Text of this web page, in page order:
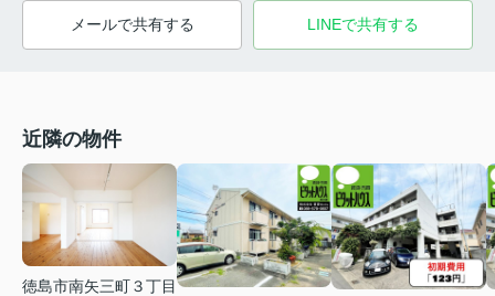
メールで共有する LINEで共有する
近隣の物件
徳島市南矢三町３丁目